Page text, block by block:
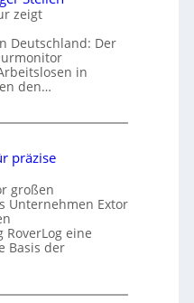
zeigt
Deutschland: Der
in
den…
präzise
großen
Unternehmen Extor
eine
Basis der